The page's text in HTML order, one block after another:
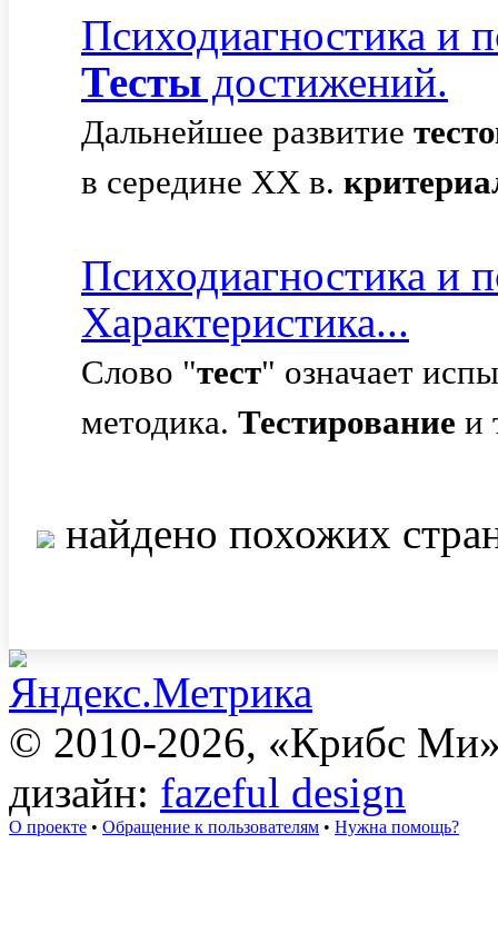
Психодиагностика и
Тесты достижений.
Дальнейшее развитие
в середине XX в.
Психодиагностика и
Характеристика...
Слово "тест" означает
методика. Тестирование и
найдено похожих
© 2010-2026, «Крибс
дизайн: fazeful design
О проекте • Обращение к пользователям • Нужна помощь?